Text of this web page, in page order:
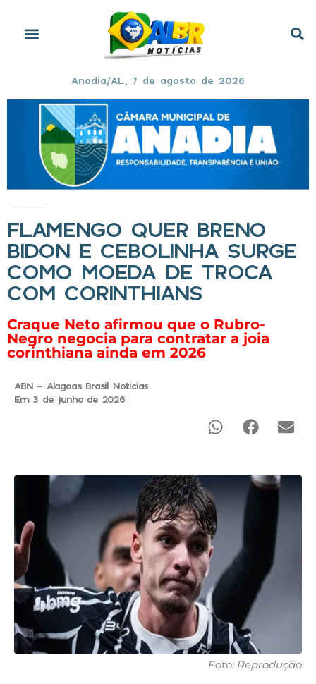
Anadia/AL, 7 de agosto de 2026
FLAMENGO QUER BRENO
BIDON E CEBOLINHA SURGE
COMO MOEDA DE TROCA
COM CORINTHIANS
Craque Neto afirmou que o Rubro-
Negro negocia para contratar a joia
corinthiana ainda em 2026
ABN - Alagoas Brasil Noticias
Em 3 de junho de 2026
Foto: Reprodução